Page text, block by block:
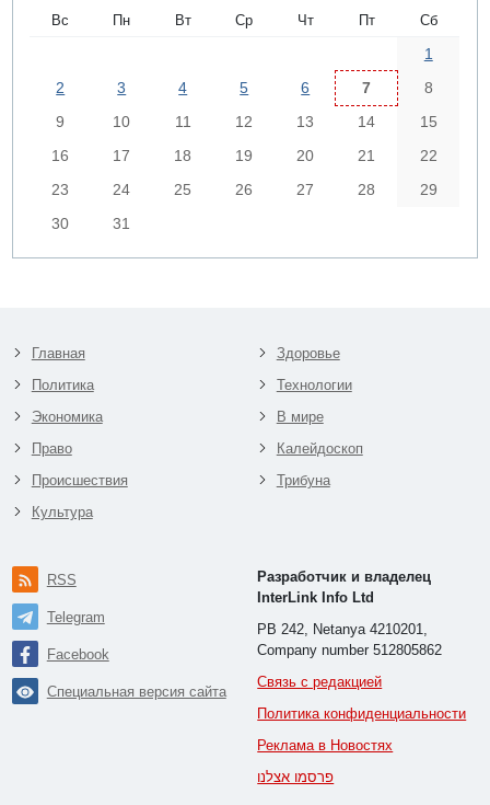
Вс Пн Вт Ср Чт Пт Сб
1
2
3 4 5 6 7
8
9
10 11 12 13 14
15
16
17 18 19 20 21
22
23
24 25 26 27 28
29
30
31
Главная
Политика
Экономика
Право
Происшествия
Культура
Здоровье
Технологии
В мире
Калейдоскоп
Трибуна
RSS
Telegram
Facebook
Специальная версия сайта
Разработчик и владелец
InterLink Info Ltd
PB 242, Netanya 4210201,
Company number 512805862
Связь с редакцией
Политика конфиденциальности
Реклама в Новостях
פרסמו אצלנו